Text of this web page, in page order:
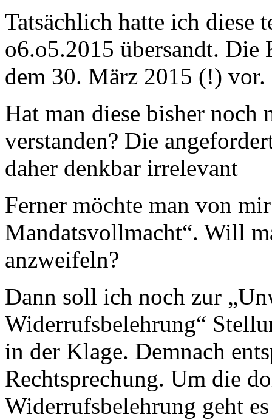
Tatsächlich hatte ich diese
o6.o5.2015 übersandt.
dem 30. März 2015 (!) vor.
Hat man diese bisher noch
verstanden? Die
daher denkbar irrelevant
Ferner möchte man von
Mandatsvollmacht“. Will
anzweifeln?
Dann soll ich noch zur
Widerrufsbelehrung“
in der Klage. Demnach
Rechtsprechung. Um die
Widerrufsbelehrung geht